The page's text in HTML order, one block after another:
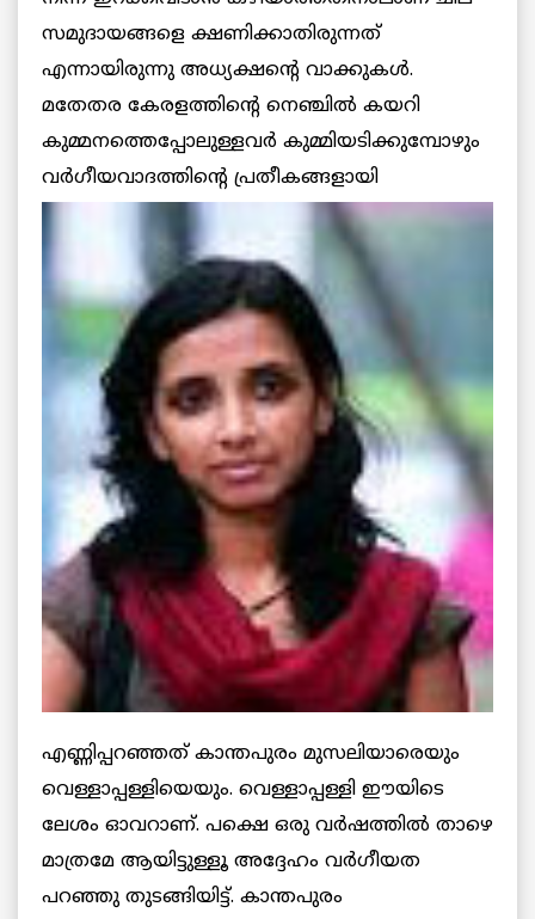
സമുദായങ്ങളെ ക്ഷണിക്കാതിരുന്നത്
എന്നായിരുന്നു അധ്യക്ഷന്റെ വാക്കുകള്‍.
മതേതര കേരളത്തിന്റെ നെഞ്ചില്‍ കയറി
കുമ്മനത്തെപ്പോലുള്ളവര്‍ കുമ്മിയടിക്കുമ്പോഴും
വര്‍ഗീയവാദത്തിന്റെ പ്രതീകങ്ങളായി
എണ്ണിപ്പറഞ്ഞത് കാന്തപുരം മുസലിയാരെയും
വെള്ളാപ്പള്ളിയെയും. വെള്ളാപ്പള്ളി ഈയിടെ
ലേശം ഓവറാണ്. പക്ഷെ ഒരു വര്‍ഷത്തില്‍ താഴെ
മാത്രമേ ആയിട്ടുള്ളൂ അദ്ദേഹം വര്‍ഗീയത
പറഞ്ഞു തുടങ്ങിയിട്ട്. കാന്തപുരം